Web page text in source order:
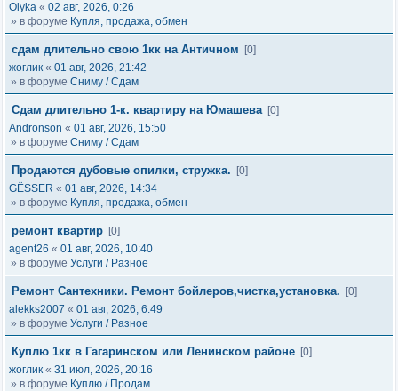
Olyka « 02 авг, 2026, 0:26
» в форуме Купля, продажа, обмен
сдам длительно свою 1кк на Античном
[0]
жоглик « 01 авг, 2026, 21:42
» в форуме Сниму / Сдам
Сдам длительно 1-к. квартиру на Юмашева [0]
Andronson « 01 авг, 2026, 15:50
» в форуме Сниму / Сдам
Продаются дубовые опилки, стружка.
[0]
GЁSSER « 01 авг, 2026, 14:34
» в форуме Купля, продажа, обмен
ремонт квартир [0]
agent26 « 01 авг, 2026, 10:40
» в форуме Услуги / Разное
Ремонт Сантехники. Ремонт бойлеров,чистка,установка.
[0]
alekks2007 « 01 авг, 2026, 6:49
» в форуме Услуги / Разное
Куплю 1кк в Гагаринском или Ленинском районе [0]
жоглик « 31 июл, 2026, 20:16
» в форуме Куплю / Продам